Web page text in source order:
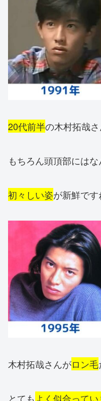
20代前半の木村拓哉さ
もちろん頭頂部には
初々しい姿が新鮮です
木村拓哉さんがロン毛
とてもよく似合ってい